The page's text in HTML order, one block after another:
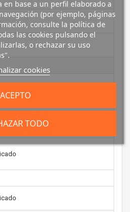
base a un perfil elaborado a
(por ejemplo, páginas
consulte la política de
las cookies pulsando el
o rechazar su uso
cookies
TODO
ACEPTO